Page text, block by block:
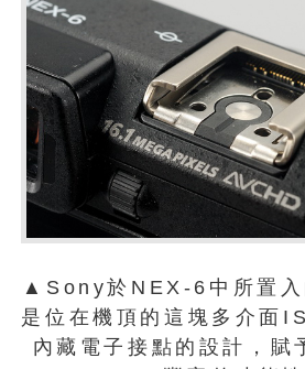
▲Sony於NEX-6中所置入
是位在機頂的這塊多介面
內藏電子接點的設計，賦